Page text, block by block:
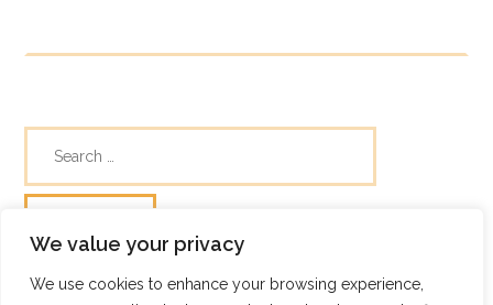
We value your privacy
We use cookies to enhance your browsing experience,